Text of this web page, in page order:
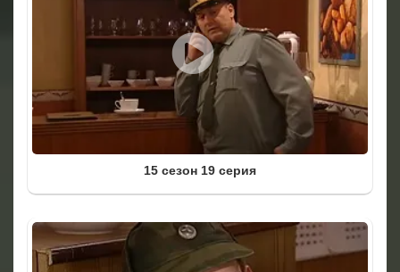
15 сезон 19 серия